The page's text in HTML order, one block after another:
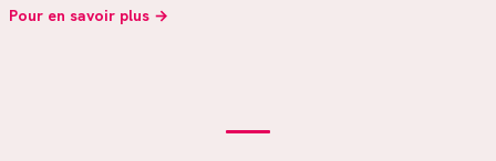
Pour en savoir plus →